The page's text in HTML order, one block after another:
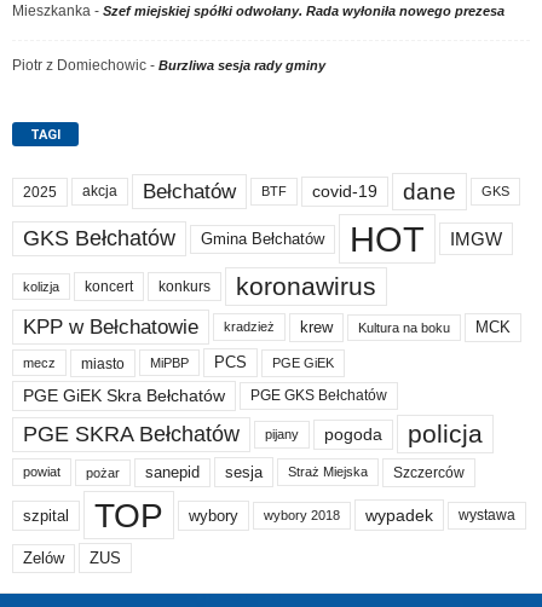
Mieszkanka - Szef miejskiej spółki odwołany. Rada wyłoniła nowego prezesa
Piotr z Domiechowic - Burzliwa sesja rady gminy
TAGI
2025 akcja Bełchatów BTF covid-19 dane GKS
GKS Bełchatów Gmina Bełchatów HOT IMGW
kolizja koncert konkurs koronawirus
KPP w Bełchatowie kradzież krew Kultura na boku MCK
mecz miasto MiPBP PCS PGE GiEK
PGE GiEK Skra Bełchatów PGE GKS Bełchatów
PGE SKRA Bełchatów pijany pogoda policja
powiat pożar sanepid sesja Straż Miejska Szczerców
szpital TOP wybory wybory 2018 wypadek wystawa
Zelów ZUS